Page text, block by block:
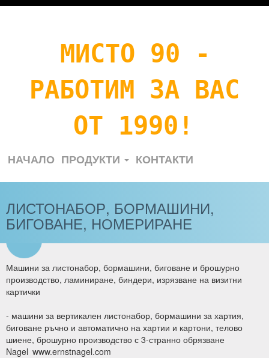
МИСТО 90 -
РАБОТИМ ЗА ВАС
ОТ 1990!
НАЧАЛО ПРОДУКТИ КОНТАКТИ
ЛИСТОНАБОР, БОРМАШИНИ,
БИГОВАНЕ, НОМЕРИРАНЕ
Машини за листонабор, бормашини, биговане и брошурно
производство, ламиниране, биндери, изрязване на визитни
картички
- машини за вертикален листонабор, бормашини за хартия,
биговане ръчно и автоматично на хартии и картони, телово
шиене, брошурно производство с 3-странно обрязване
Nagel www.ernstnagel.com